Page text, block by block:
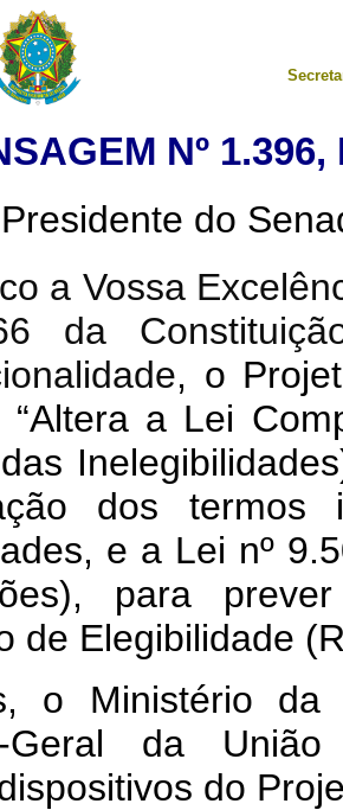
Nº
do
a Vossa
da
, o
“Altera a Lei
dos termos
e a Lei nº
para
de Elegibilidade
o Ministério
Geral da
do